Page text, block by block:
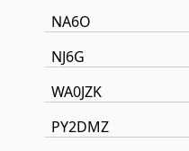
NA6O
NJ6G
WA0JZK
PY2DMZ